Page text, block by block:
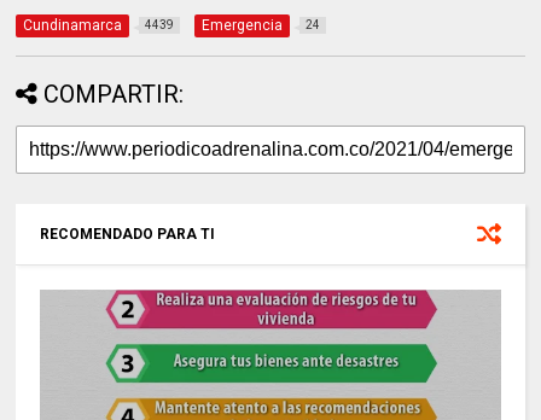
Cundinamarca 4439 Emergencia 24
COMPARTIR:
RECOMENDADO PARA TI